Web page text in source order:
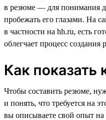
в резюме — для понимания
пробежать его глазами. На
в частности на hh.ru, есть
облегчает процесс создания
Как
Чтобы составить резюме,
и понять, что требуется на
вы описываете свой опыт